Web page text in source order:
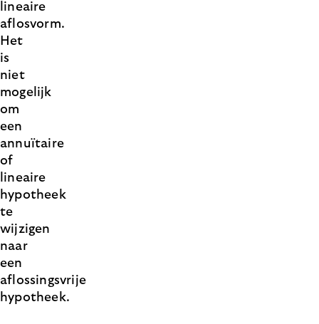
lineaire
aflosvorm.
Het
is
niet
mogelijk
om
een
annuïtaire
of
lineaire
hypotheek
te
wijzigen
naar
een
aflossingsvrije
hypotheek.